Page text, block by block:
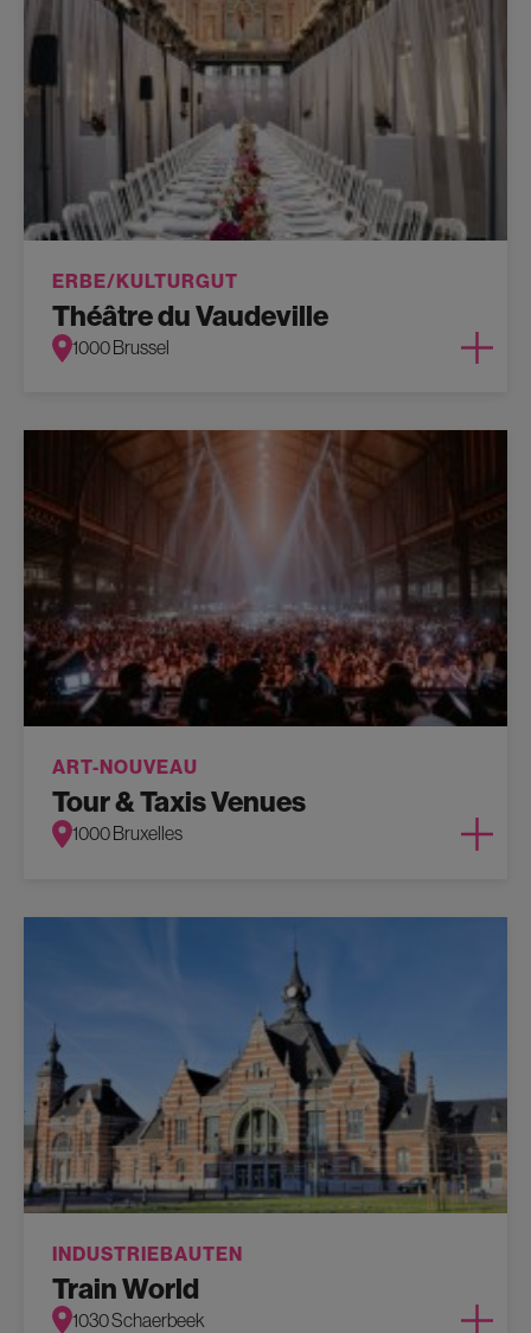
ERBE/KULTURGUT
Théâtre du Vaudeville
1000 Brussel
ART-NOUVEAU
Tour & Taxis Venues
1000 Bruxelles
INDUSTRIEBAUTEN
Train World
1030 Schaerbeek